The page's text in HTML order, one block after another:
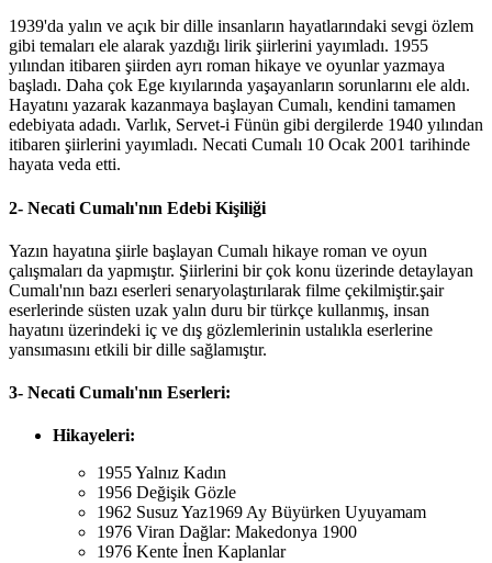
1939'da yalın ve açık bir dille insanların hayatlarındaki sevgi özlem
gibi temaları ele alarak yazdığı lirik şiirlerini yayımladı. 1955
yılından itibaren şiirden ayrı roman hikaye ve oyunlar yazmaya
başladı. Daha çok Ege kıyılarında yaşayanların sorunlarını ele aldı.
Hayatını yazarak kazanmaya başlayan Cumalı, kendini tamamen
edebiyata adadı. Varlık, Servet-i Fünün gibi dergilerde 1940 yılından
itibaren şiirlerini yayımladı. Necati Cumalı 10 Ocak 2001 tarihinde
hayata veda etti.
2- Necati Cumalı'nın Edebi Kişiliği
Yazın hayatına şiirle başlayan Cumalı hikaye roman ve oyun
çalışmaları da yapmıştır. Şiirlerini bir çok konu üzerinde detaylayan
Cumalı'nın bazı eserleri senaryolaştırılarak filme çekilmiştir.şair
eserlerinde süsten uzak yalın duru bir türkçe kullanmış, insan
hayatını üzerindeki iç ve dış gözlemlerinin ustalıkla eserlerine
yansımasını etkili bir dille sağlamıştır.
3- Necati Cumalı'nın Eserleri:
Hikayeleri:
1955 Yalnız Kadın
1956 Değişik Gözle
1962 Susuz Yaz1969 Ay Büyürken Uyuyamam
1976 Viran Dağlar: Makedonya 1900
1976 Kente İnen Kaplanlar